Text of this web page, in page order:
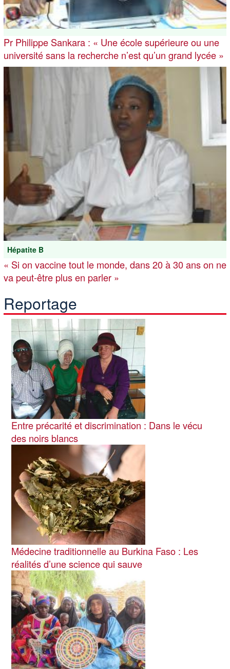
Pr Philippe Sankara : « Une école supérieure ou une
université sans la recherche n’est qu’un grand lycée »
Hépatite B
« Si on vaccine tout le monde, dans 20 à 30 ans on ne
va peut-être plus en parler »
Reportage
Image
Entre précarité et discrimination : Dans le vécu
des noirs blancs
Médecine traditionnelle au Burkina Faso : Les
réalités d’une science qui sauve
Image